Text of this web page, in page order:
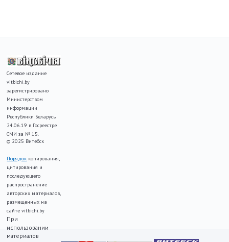
Сетевое издание
vitbichi.by
зарегистрировано
Министерством
информации
Республики Беларусь
24.06.19 в Госреестре
СМИ за № 15.
© 2025 Витебск
Порядок копирования,
цитирования и
последующего
распространение
авторских материалов,
размещенных на
сайте vitbichi.by
При
использовании
материалов